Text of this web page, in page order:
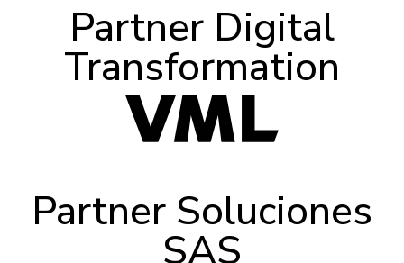
Partner Digital
Transformation
Partner Soluciones
SAS